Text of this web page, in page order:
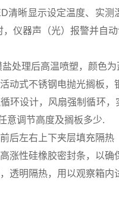
清晰显示设定温度、实
仪器声（光）报警并自
处理后高温喷塑，颜色
动式不锈钢电抛光搁板，
环设计，风扇强制循环
意调节高度及搁板多少.
后左右上下夹层填充隔热
涨性硅橡胶密封条，以
透明隔热，用以观察箱